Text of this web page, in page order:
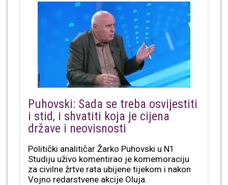
Puhovski: Sada se treba osvijestiti
i stid, i shvatiti koja je cijena
države i neovisnosti
Politički analitičar Žarko Puhovski u N1
Studiju uživo komentirao je komemoraciju
za civilne žrtve rata ubijene tijekom i nakon
Vojno redarstvene akcije Oluja.